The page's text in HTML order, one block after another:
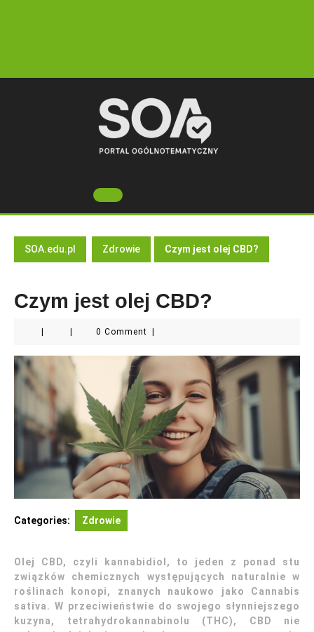
Open
Button
SOA.edu.pl Zdrowie Czym jest olej CBD?
Czym jest olej CBD?
0 Comment
Categories: Zdrowie
Olej CBD, czyli kannabidiol, to jeden z ponad stu
związków chemicznych występujących naturalnie w
roślinach konopi, znanych naukowo jako Cannabis
sativa. W przeciwieństwie do swojego słynniejszego
kuzyna, tetrahydrokannabinolu (THC), CBD nie